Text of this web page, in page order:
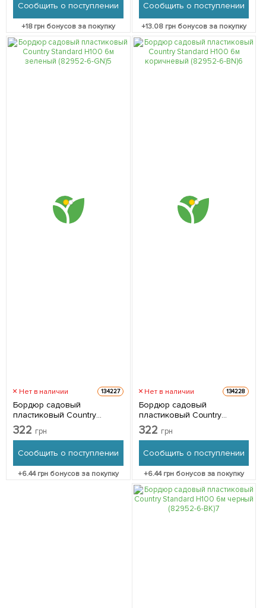
Сообщить о поступлении
+18грн бонусов за покупку
Сообщить о поступлении
+13.08 грн бонусов за покупку
Нет в наличии 134227
Бордюр садовый
пластиковый Country
Standard H100 6м зеленый
(82952-6-GN)
322 грн
Сообщить о поступлении
+6.44грн бонусов за покупку
Нет в наличии 134228
Бордюр садовый
пластиковый Country
Standard H100 6м
коричневый (82952-6-BN)
322 грн
Сообщить о поступлении
+6.44грн бонусов за покупку